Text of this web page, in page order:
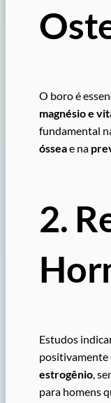
O boro é
magnésio e
fundamental
ósseae na
2.
Estudos
positivamente
estrogênio ,
para homens